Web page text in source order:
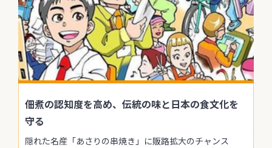
佃煮の認知度を高め、伝統の味と日本の食文化を
守る
隠れた名産「あさりの串焼き」に販路拡大のチャンス